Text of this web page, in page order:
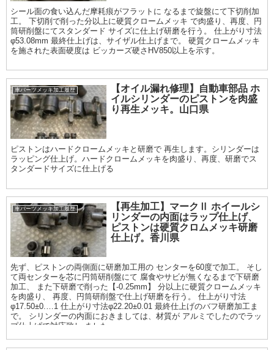
シール面の食い込んだ摩耗痕がフラットに なるまで旋盤にて下切削加
工。 下切削で削った分以上に硬質クロームメッキ で肉盛り、再度、円
筒研削盤にてスタンダード サイズに仕上げ研磨を行う。 仕上がり寸法
φ53.08mm 最終仕上げは、サイザル仕上げまで。 硬質クロームメッキ
を施された表面硬度は ビッカーズ硬さHV850以上を示す。
車パーツメッキ加工履歴
【オイル漏れ修理】自動車部品 ホ
イルシリンダーのピストンを肉盛
り再生メッキ。山口県
ピストンはハードクロームメッキと研磨で 再生します。シリンダーは
ラッピング仕上げ。ハードクロームメッキを肉盛り、再度、研磨でス
タンダードサイズに仕上げる
車パーツメッキ加工履歴
【再生加工】マークⅡ ホイールシ
リンダーの内面はラップ仕上げ、
ピストンは硬質クロムメッキ研磨
仕上げ。香川県
先ず、ピストンの両側面に研磨加工用の センターを60度で加工。 そし
て両センターを芯に円筒研削盤にて 腐食やサビが無くなるまで下研磨
加工、 また下研磨で削った【-0.25mm】 分以上に硬質クロームメッキ
を肉盛り、 再度、円筒研削盤で仕上げ研磨を行う。 仕上がり寸法
φ17.50±0.…1 仕上がり寸法φ22.20±0.01 最終仕上げのバフ研磨加工ま
で。 シリンダーの内面におきましては、材質が アルミでしたのでラッ
プ仕上げで対応致し ました。